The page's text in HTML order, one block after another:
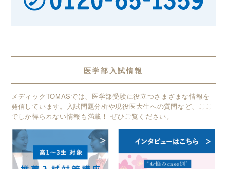
医学部入試情報
メディックTOMASでは、医学部受験に役立つさまざまな情報を
発信しています。入試問題分析や現役医大生への質問など、ここ
でしか得られない情報も満載！ ぜひご覧ください。